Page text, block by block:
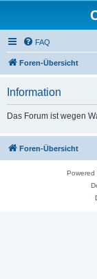
FAQ
Foren-Übersicht
Information
Das Forum ist wegen
Foren-Übersicht
Powered